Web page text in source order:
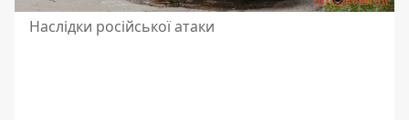
Наслідки російської атаки